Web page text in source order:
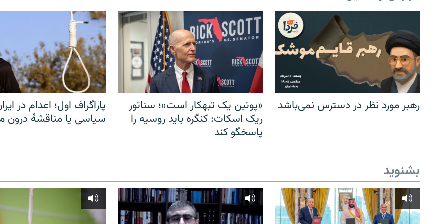
رهبر مورد نظر در دسترس نمی‌باشد
«پوتین یک تبهکار است»؛ سناتور
ریک اسکات: کنگره باید روسیه را
پاسخگو کند
پاراگراف اول؛ اعدام در
سیاسی یا مناقشهٔ درون
بشنوید